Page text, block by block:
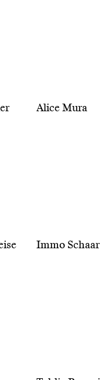
Alice Mura
Immo Schaar